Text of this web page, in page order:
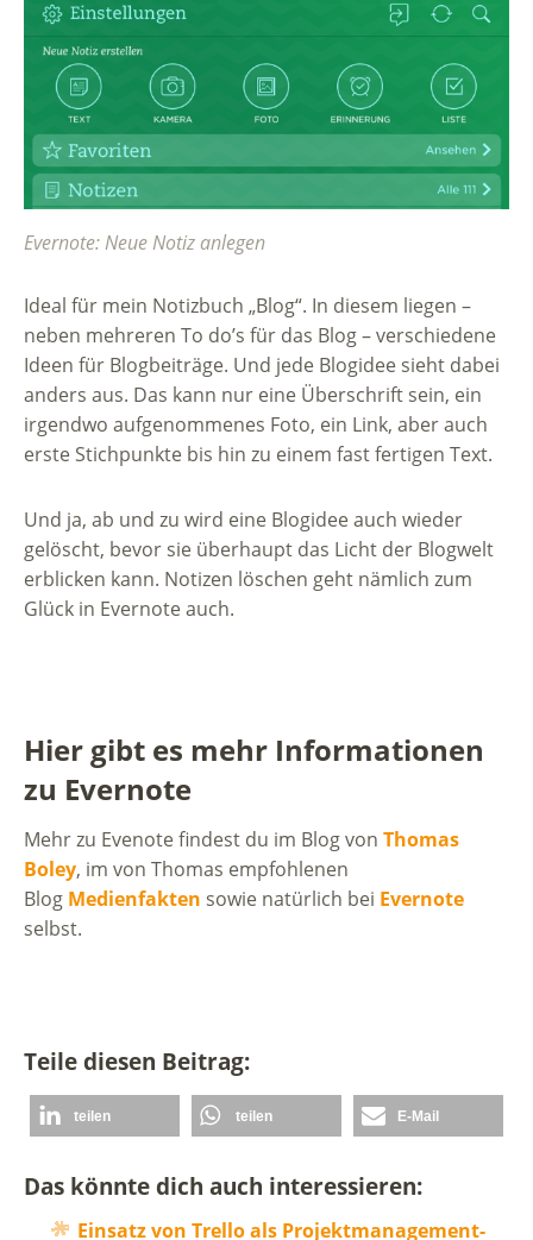
Evernote: Neue Notiz anlegen
Ideal für mein Notizbuch „Blog“. In diesem liegen –
neben mehreren To do’s für das Blog – verschiedene
Ideen für Blogbeiträge. Und jede Blogidee sieht dabei
anders aus. Das kann nur eine Überschrift sein, ein
irgendwo aufgenommenes Foto, ein Link, aber auch
erste Stichpunkte bis hin zu einem fast fertigen Text.
Und ja, ab und zu wird eine Blogidee auch wieder
gelöscht, bevor sie überhaupt das Licht der Blogwelt
erblicken kann. Notizen löschen geht nämlich zum
Glück in Evernote auch.
Hier gibt es mehr Informationen
zu Evernote
Mehr zu Evenote findest du im Blog von Thomas
Boley, im von Thomas empfohlenen
Blog Medienfakten sowie natürlich bei Evernote
selbst.
Teile diesen Beitrag:
teilen teilen E-Mail
Das könnte dich auch interessieren:
Einsatz von Trello als Projektmanagement-